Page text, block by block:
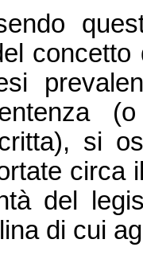
concetto
si
circa
del
di cui